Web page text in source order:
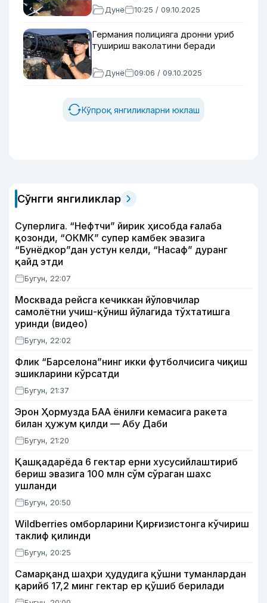
Дунё 10:25 / 09.10.2025
Германия полицияга дронни уриб
тушириш ваколатини беради
Дунё 09:06 / 09.10.2025
Кўпроқ янгиликларни юклаш
Сўнгги янгиликлар
Суперлига. “Нефтчи” йирик ҳисобда ғалаба
қозонди, “ОКМК” супер камбек эвазига
“Бунёдкор”дан устун келди, “Насаф” дуранг
қайд этди
Бугун, 22:07
Москвада рейсга кечиккан йўловчилар
самолётни учиш-қўниш йўлагида тўхтатишга
уринди (видео)
Бугун, 22:02
Флик “Барселона”нинг икки футболчисига чиқиш
эшикларини кўрсатди
Бугун, 21:37
Эрон Ҳормузда БАА ёнилғи кемасига ракета
билан ҳужум қилди — Абу Даби
Бугун, 21:20
Қашқадарёда 6 гектар ерни хусусийлаштириб
бериш эвазига 100 млн сўм сўраган шахс
ушланди
Бугун, 20:50
Wildberries омборларини Қирғизистонга кўчириш
таклиф қилинди
Бугун, 20:25
Самарқанд шаҳри ҳудудига қўшни туманлардан
қарийб 17,2 минг гектар ер қўшиб берилади